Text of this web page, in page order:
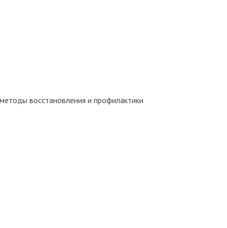
восстановления и профилактики